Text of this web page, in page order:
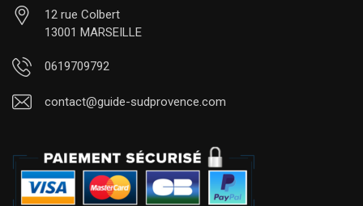
12 rue Colbert
13001 MARSEILLE
0619709792
contact@guide-sudprovence.com